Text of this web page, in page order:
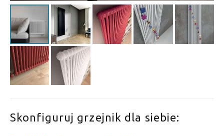
Skonfiguruj grzejnik dla siebie: